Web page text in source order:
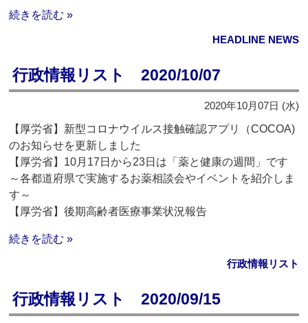
続きを読む »
HEADLINE NEWS
行政情報リスト 2020/10/07
2020年10月07日 (水)
【厚労省】新型コロナウイルス接触確認アプリ（COCOA)
のお知らせを更新しました
【厚労省】10月17日から23日は「薬と健康の週間」です
～各都道府県で実施するお薬相談会やイベントを紹介しま
す～
【厚労省】後期高齢者医療事業状況報告
続きを読む »
行政情報リスト
行政情報リスト 2020/09/15